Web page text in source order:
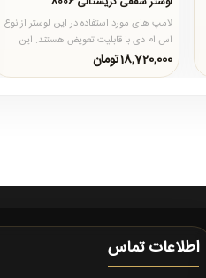
لامپ های مورد استفاده در این لوستر از نوع
اس ام دی با قابلیت تعویض هستند. این
لامپ ها دارای سه حالت ..
18,720,000تومان
اطلاعات تماس